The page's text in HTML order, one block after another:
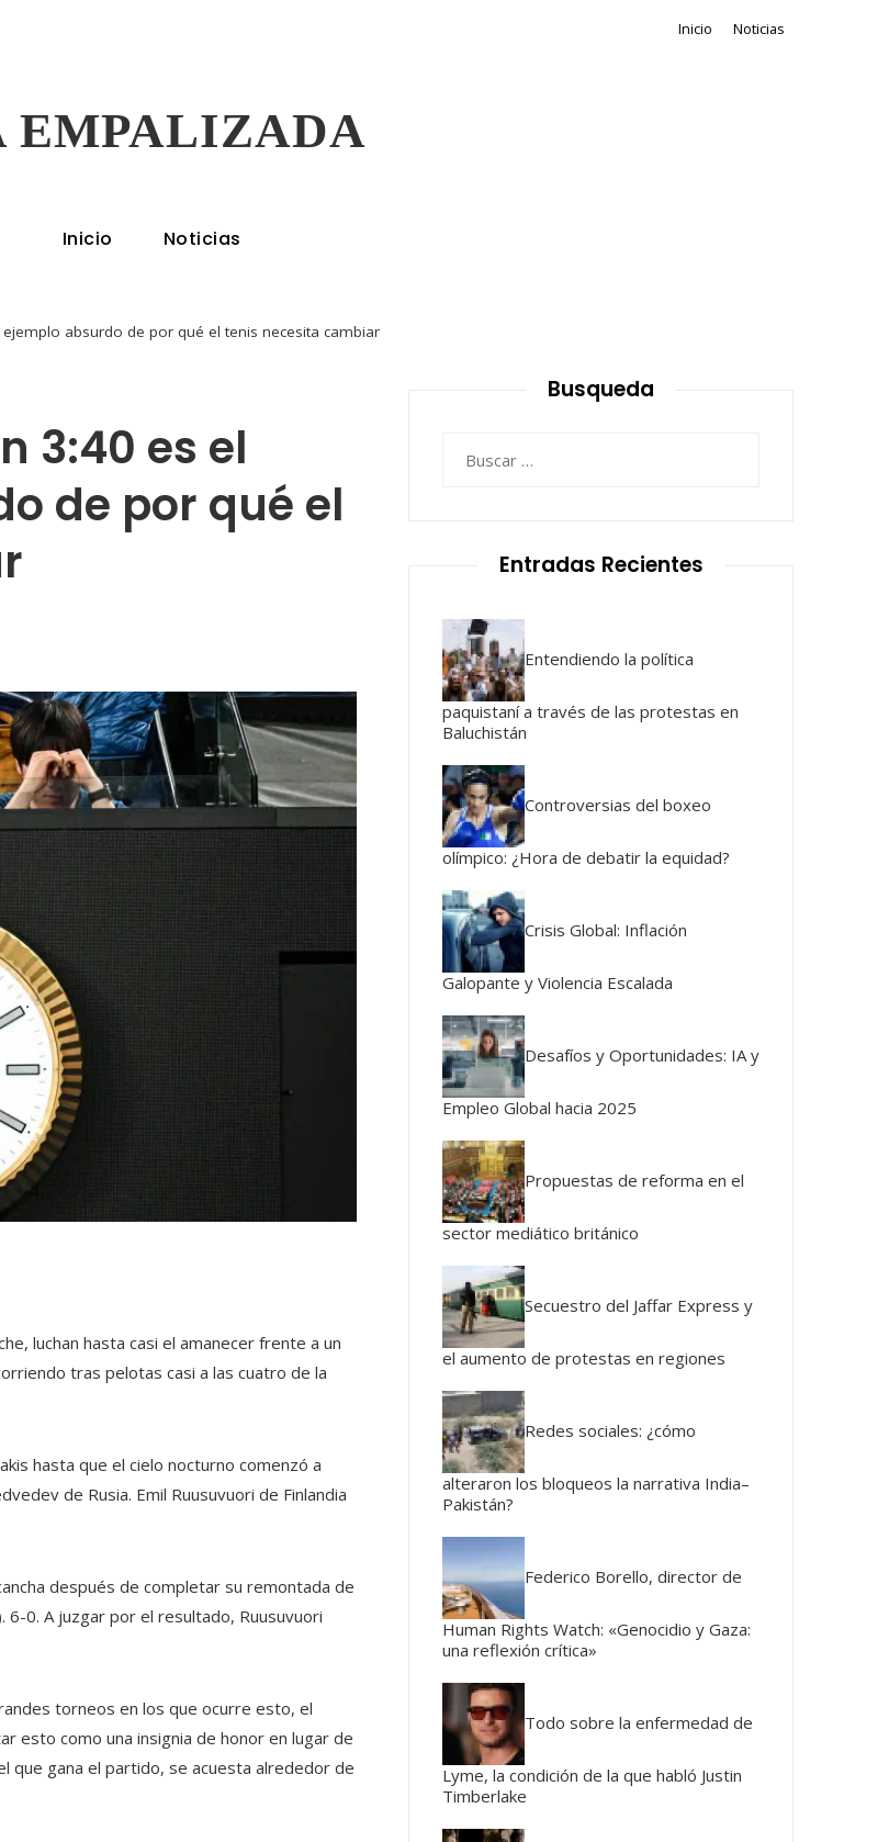
Inicio Noticias
EMPALIZADA
Inicio Noticias
absurdo de por qué el tenis necesita cambiar
3:40 es el
de por qué el
luchan hasta casi el amanecer frente a un
tras pelotas casi a las cuatro de la
hasta que el cielo nocturno comenzó a
de Rusia. Emil Ruusuvuori de Finlandia
después de completar su remontada de
0. A juzgar por el resultado, Ruusuvuori
torneos en los que ocurre esto, el
esto como una insignia de honor en lugar de
que gana el partido, se acuesta alrededor de
Busqueda
Entradas Recientes
Entendiendo la política
paquistaní a través de las protestas en
Baluchistán
Controversias del boxeo
olímpico: ¿Hora de debatir la equidad?
Crisis Global: Inflación
Galopante y Violencia Escalada
Desafíos y Oportunidades: IA y
Empleo Global hacia 2025
Propuestas de reforma en el
sector mediático británico
Secuestro del Jaffar Express y
el aumento de protestas en regiones
Redes sociales: ¿cómo
alteraron los bloqueos la narrativa India–
Pakistán?
Federico Borello, director de
Human Rights Watch: «Genocidio y Gaza:
una reflexión crítica»
Todo sobre la enfermedad de
Lyme, la condición de la que habló Justin
Timberlake